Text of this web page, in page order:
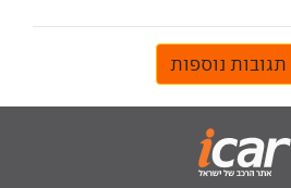
תגובות נוספות